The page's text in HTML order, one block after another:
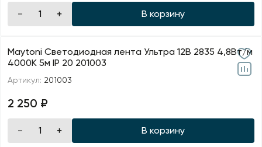
В корзину
Maytoni Светодиодная лента Ультра 12В 2835 4,8Вт/м
4000К 5м IP 20 201003
Артикул: 201003
2 250 ₽
В корзину